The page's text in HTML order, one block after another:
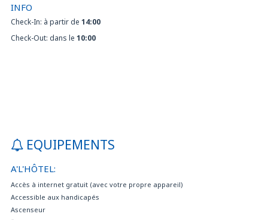
INFO
Check-In: à partir de 14:00
Check-Out: dans le 10:00
EQUIPEMENTS
A'L'HÔTEL:
Accès à internet gratuit (avec votre propre appareil)
Accessible aux handicapés
Ascenseur